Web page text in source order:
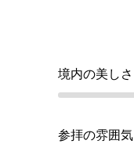
境内の美しさ
参拝の雰囲気